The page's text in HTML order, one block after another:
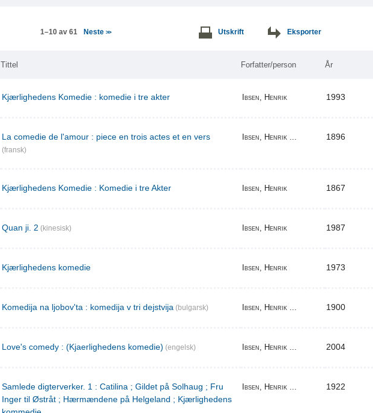
1–10 av 61 Neste>> Utskrift Eksporter
Tittel Forfatter/person År
Kjærlighedens Komedie : komedie i tre akter Ibsen, Henrik 1993
La comedie de l'amour : piece en trois actes et en vers
(fransk)
Ibsen, Henrik ... 1896
Kjærlighedens Komedie : Komedie i tre Akter Ibsen, Henrik 1867
Quan ji. 2 (kinesisk) Ibsen, Henrik 1987
Kjærlighedens komedie Ibsen, Henrik 1973
Komedija na ljobov'ta : komedija v tri dejstvija (bulgarsk) Ibsen, Henrik ... 1900
Love's comedy : (Kjaerlighedens komedie) (engelsk) Ibsen, Henrik ... 2004
Samlede digterverker. 1 : Catilina ; Gildet på Solhaug ; Fru
Inger til Østråt ; Hærmændene på Helgeland ; Kjærlighedens
Ibsen, Henrik ... 1922